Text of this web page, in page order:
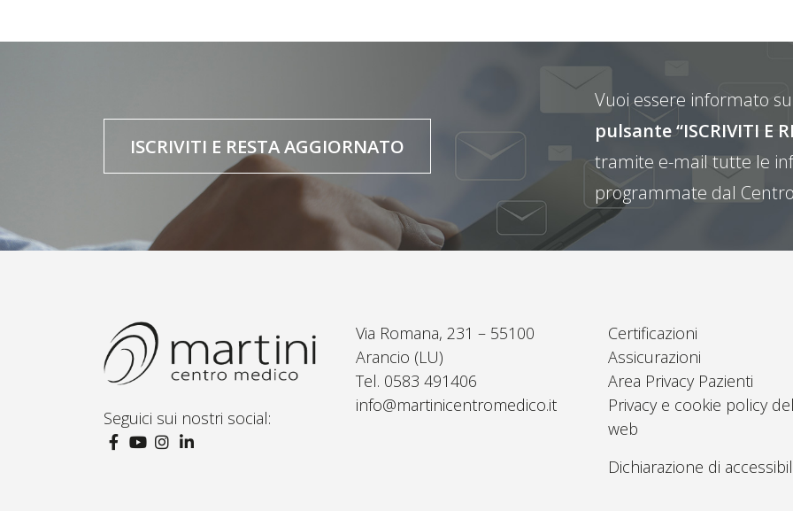
ISCRIVITI E RESTA AGGIORNATO
Vuoi essere informato
pulsante “ISCRIVITI E
tramite e-mail tutte le
programmate dal
Seguici sui nostri social:
Via Romana, 231 – 55100
Arancio (LU)
Tel. 0583 491406
info@martinicentromedico.it
Certificazioni
Assicurazioni
Area Privacy Pazienti
Privacy e cookie policy
web
Dichiarazione di